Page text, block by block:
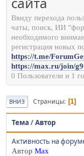
Ввиду перехода
чаты, поиск, ИИ
необходимого
регистрация новых
https://t.me/
https://max.ru/join/
0 Пользователи и 1
ВНИЗ Страницы 1
Тема /Автор
Активность на
Автор Max